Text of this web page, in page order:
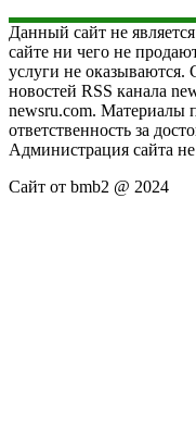
Данный сайт не
сайте ни чего не
услуги не оказываются.
новостей RSS канала
newsru.com. Материалы
ответственность за
Администрация сайта не
Сайт от bmb2 @ 2024